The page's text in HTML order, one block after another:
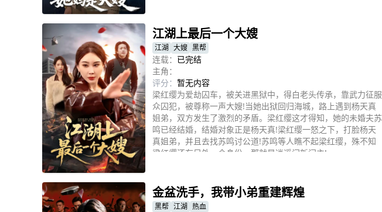
江湖上最后一个大嫂
江湖 大嫂 黑帮
连载： 已完结
主角：
评分： 暂无内容
梁红缨为爱劫囚车，被关进黑狱中，得白老头传承，靠武力征服
众囚犯，被尊称一声大嫂!当她出狱回归海城，路上遇到杨天真
姐弟，双方发生了激烈的矛盾。梁红缨这才得知，她的未婚夫苏
鸣已经结婚，结婚对象正是杨天真!梁红缨一怒之下，打脸杨天
真姐弟，并且去找苏鸣讨公道!苏鸣等人瞧不起梁红缨，殊不知
梁红缨还有另外一个身份，那就是逍遥门新门主!
金盆洗手，我带小弟重建辉煌
黑帮 江湖 热血